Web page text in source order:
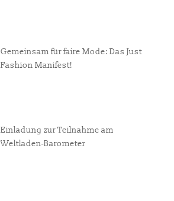
Gemeinsam für faire Mode: Das Just
Fashion Manifest!
Einladung zur Teilnahme am
Weltladen-Barometer